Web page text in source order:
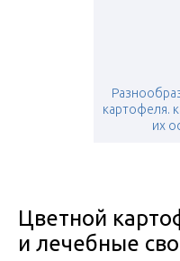
картофеля.
их
Цветной
и лечебные